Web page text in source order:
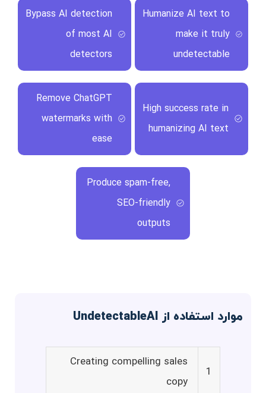
Humanize AI text to
make it truly
undetectable
Bypass AI detection
of most AI
detectors
High success rate in
humanizing AI text
Remove ChatGPT
watermarks with
ease
Produce spam-free,
SEO-friendly
outputs
موارد استفاده از UndetectableAI
1
Creating compelling sales
copy